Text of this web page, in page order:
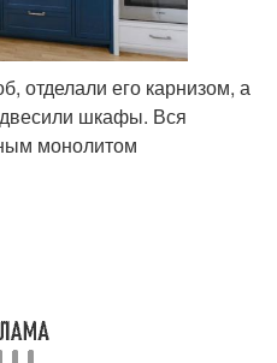
отделали его карнизом, а
шкафы. Вся
монолитом